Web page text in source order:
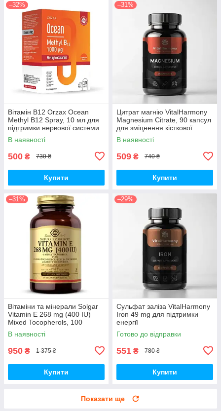
–32%
Вітамін B12 Orzax Ocean
Methyl B12 Spray, 10 мл для
підтримки нервової системи
В наявності
500 ₴ 730 ₴
Купити
–31%
Цитрат магнію VitalHarmony
Magnesium Citrate, 90 капсул
для зміцнення кісткової
тканини
В наявності
509 ₴ 740 ₴
Купити
–31%
Вітаміни та мінерали Solgar
Vitamin E 268 mg (400 IU)
Mixed Tocopherols, 100
вегакапсул
В наявності
950 ₴ 1 375 ₴
Купити
–29%
Сульфат заліза VitalHarmony
Iron 49 mg для підтримки
енергії
Готово до відправки
551 ₴ 780 ₴
Купити
Показати ще